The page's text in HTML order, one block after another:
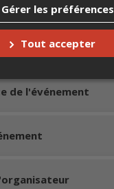
de l'événement
Gérer les préférences
Tout accepter